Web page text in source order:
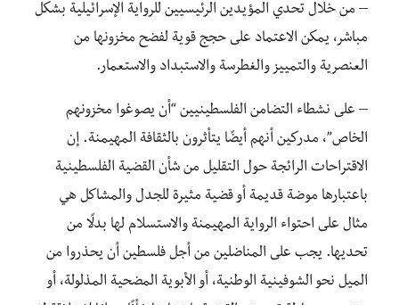
– من خلال تحدي المؤيدين الرئيسيين للرواية الإسرائيلية بشكل
مباشر، يمكن الاعتماد على حجج قوية لفضح مخزونها من
العنصرية والتمييز والغطرسة والاستبداد والاستعمار.
– على نشطاء التضامن الفلسطينيين “أن يصوغوا مخزونهم
الخاص”، مدركين أنهم أيضًا يتأثرون بالثقافة المهيمنة. إن
الاقتراحات الرائجة حول التقليل من شأن القضية الفلسطينية
باعتبارها موضة قديمة أو قضية مثيرة للجدل والمشاكل هي
مثال على احتواء الرواية المهيمنة والاستسلام لها بدلًا من
تحديها. يجب على المناضلين من أجل فلسطين أن يحذروا من
الميل نحو الشوفينية الوطنية، أو الأبوية المضحية المذلولة، أو